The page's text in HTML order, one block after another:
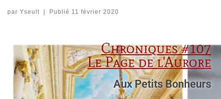
par Yseult Publié 11 février 2020
Chroniques #107
Le Page de l'Aurore
Aux Petits Bonheurs